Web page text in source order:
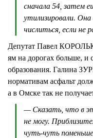
сначала 54, затем
утилизировали.
числиться, если не
Депутат Павел
ям на дорогах больше, и
образования. Галина
нормативам асфальт
а в Омске так не
— Сказать, что в
не могу.
чуть-чуть